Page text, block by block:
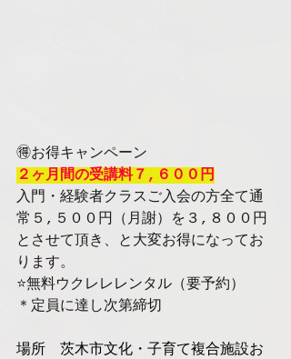
🉐お得キャンペーン
２ヶ月間の受講料７,６００円
入門・経験者クラスご入会の方全て通
常５,５００円（月謝）を３,８００円
とさせて頂き、と大変お得になってお
ります。
⭐️無料ウクレレレンタル（要予約）
＊定員に達し次第締切
場所　茨木市文化・子育て複合施設お